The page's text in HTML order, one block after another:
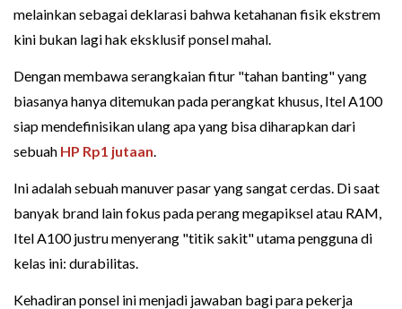
melainkan sebagai deklarasi bahwa ketahanan fisik ekstrem
kini bukan lagi hak eksklusif ponsel mahal.
Dengan membawa serangkaian fitur "tahan banting" yang
biasanya hanya ditemukan pada perangkat khusus, Itel A100
siap mendefinisikan ulang apa yang bisa diharapkan dari
sebuah HP Rp1 jutaan.
Ini adalah sebuah manuver pasar yang sangat cerdas. Di saat
banyak brand lain fokus pada perang megapiksel atau RAM,
Itel A100 justru menyerang "titik sakit" utama pengguna di
kelas ini: durabilitas.
Kehadiran ponsel ini menjadi jawaban bagi para pekerja